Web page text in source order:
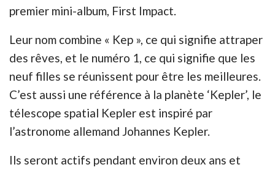
premier mini-album, First Impact.
Leur nom combine « Kep », ce qui signifie attraper
des rêves, et le numéro 1, ce qui signifie que les
neuf filles se réunissent pour être les meilleures.
C’est aussi une référence à la planète ‘Kepler’, le
télescope spatial Kepler est inspiré par
l’astronome allemand Johannes Kepler.
Ils seront actifs pendant environ deux ans et